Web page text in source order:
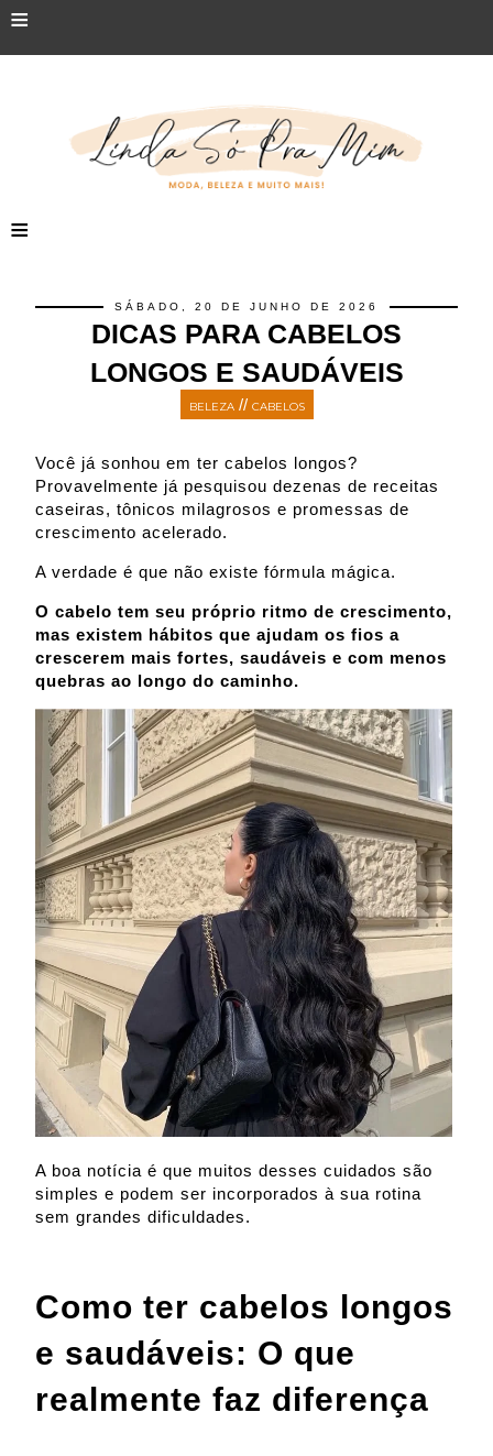
≡
≡
SÁBADO, 20 DE JUNHO DE 2026
DICAS PARA CABELOS
LONGOS E SAUDÁVEIS
BELEZA// CABELOS
Você já sonhou em ter cabelos longos?
Provavelmente já pesquisou dezenas de receitas
caseiras, tônicos milagrosos e promessas de
crescimento acelerado.
A verdade é que não existe fórmula mágica.
O cabelo tem seu próprio ritmo de crescimento,
mas existem hábitos que ajudam os fios a
crescerem mais fortes, saudáveis e com menos
quebras ao longo do caminho.
A boa notícia é que muitos desses cuidados são
simples e podem ser incorporados à sua rotina
sem grandes dificuldades.
Como ter cabelos longos
e saudáveis: O que
realmente faz diferença